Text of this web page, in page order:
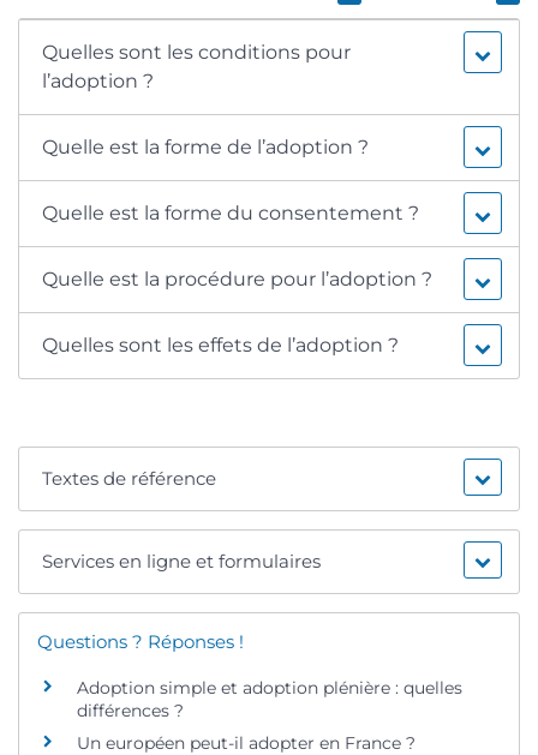
Quelles sont les conditions pour
l’adoption ?
Quelle est la forme de l’adoption ?
Quelle est la forme du consentement ?
Quelle est la procédure pour l’adoption ?
Quelles sont les effets de l’adoption ?
Textes de référence
Services en ligne et formulaires
Questions ? Réponses !
Adoption simple et adoption plénière : quelles
différences ?
Un européen peut-il adopter en France ?